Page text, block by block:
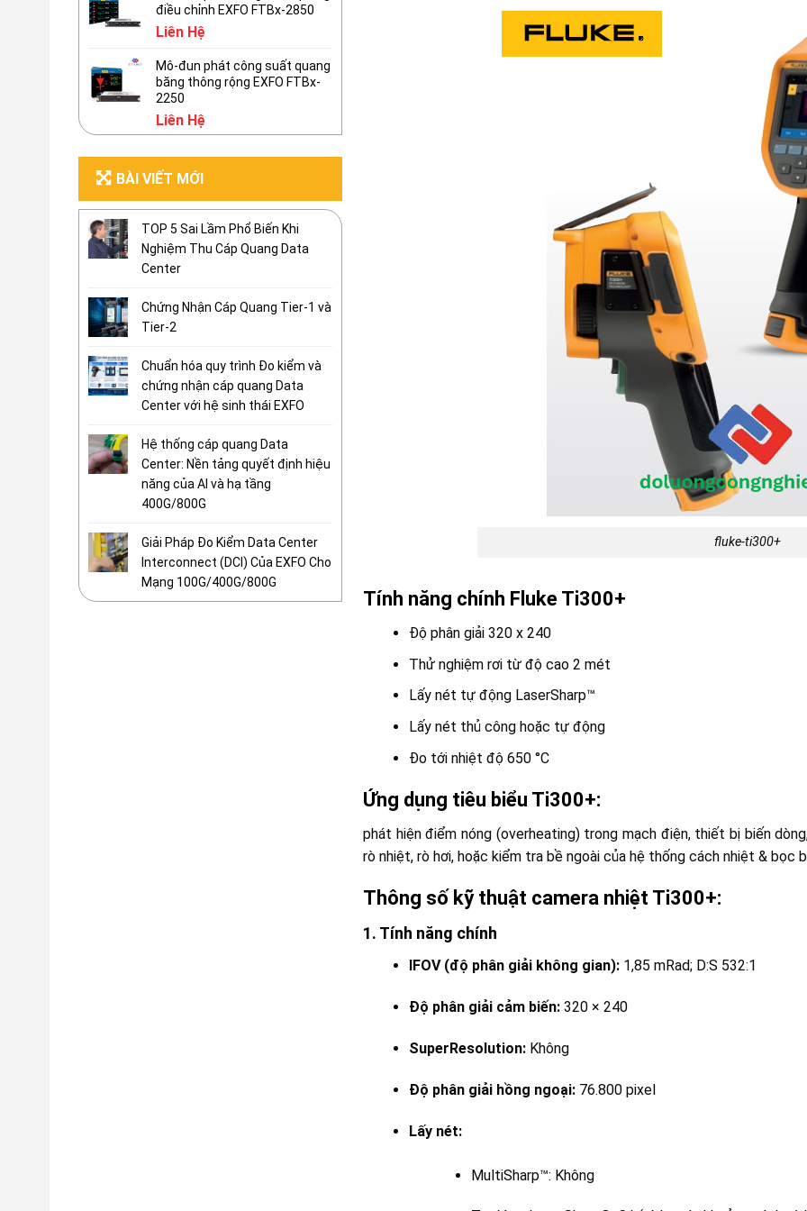
fluke-ti300+
Tính năng chính Fluke Ti300+
Độ phân giải 320 x 240
Thử nghiệm rơi từ độ cao 2 mét
Lấy nét tự động LaserSharp™
Lấy nét thủ công hoặc tự động
Đo tới nhiệt độ 650 °C
Ứng dụng tiêu biểu Ti300+:
phát hiện điểm nóng (overheating) trong mạch điện, thiết bị biến
rò nhiệt, rò hơi, hoặc kiểm tra bề ngoài của hệ thống cách nhiệt & bọc
Thông số kỹ thuật camera nhiệt Ti300+:
1. Tính năng chính
IFOV (độ phân giải không gian):1,85 mRad; D:S 532:1
Độ phân giải cảm biến:320 × 240
SuperResolution:Không
Độ phân giải hồng ngoại:76.800 pixel
Lấy nét:
MultiSharp™: Không
điều chỉnh EXFO FTBx-2850
Liên Hệ
Mô-đun phát công suất quang
băng thông rộng EXFO FTBx-
2250
Liên Hệ
BÀI VIẾT MỚI
TOP 5 Sai Lầm Phổ Biến Khi
Nghiệm Thu Cáp Quang Data
Center
Chứng Nhận Cáp Quang Tier-1 và
Tier-2
Chuẩn hóa quy trình Đo kiểm và
chứng nhận cáp quang Data
Center với hệ sinh thái EXFO
Hệ thống cáp quang Data
Center: Nền tảng quyết định hiệu
năng của AI và hạ tầng
400G/800G
Giải Pháp Đo Kiểm Data Center
Interconnect (DCI) Của EXFO Cho
Mạng 100G/400G/800G